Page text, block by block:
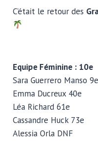
C’était le retour des
Equipe Féminine : 10e
Sara Guerrero Manso 9e
Emma Ducreux 40e
Léa Richard 61e
Cassandre Huck 73e
Alessia Orla DNF